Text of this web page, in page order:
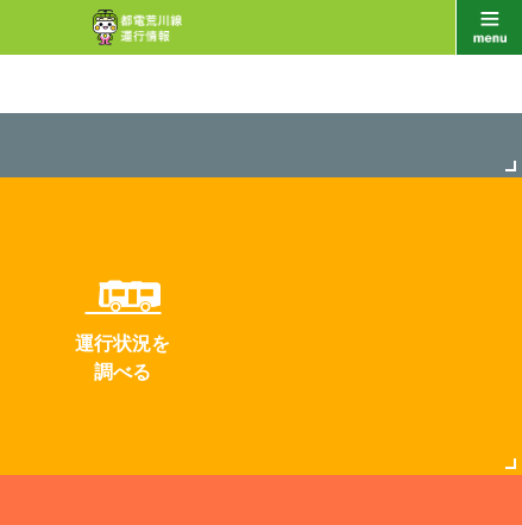
運行状況を
調べる